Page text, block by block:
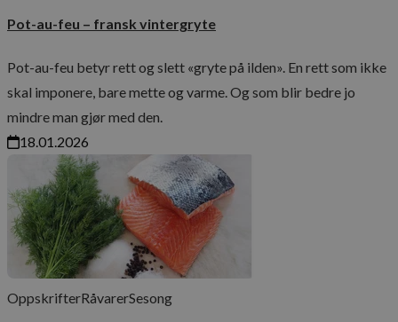
Pot-au-feu – fransk vintergryte
Pot-au-feu betyr rett og slett «gryte på ilden». En rett som ikke
skal imponere, bare mette og varme. Og som blir bedre jo
mindre man gjør med den.
18.01.2026
OppskrifterRåvarerSesong